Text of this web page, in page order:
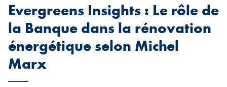
Evergreens Insights : Le rôle de
la Banque dans la rénovation
énergétique selon Michel
Marx